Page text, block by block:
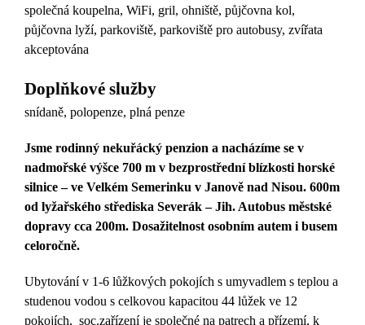
společná koupelna, WiFi, gril, ohniště, půjčovna kol,
půjčovna lyží, parkoviště, parkoviště pro autobusy, zvířata
akceptována
Doplňkové služby
snídaně, polopenze, plná penze
Jsme rodinný nekuřácký penzion a nacházíme se v
nadmořské výšce 700 m v bezprostřední blízkosti horské
silnice – ve Velkém Semerinku v Janově nad Nisou. 600m
od lyžařského střediska Severák – Jih. Autobus městské
dopravy cca 200m. Dosažitelnost osobním autem i busem
celoročně.
Ubytování v 1-6 lůžkových pokojích s umyvadlem s teplou a
studenou vodou s celkovou kapacitou 44 lůžek ve 12
pokojích, soc.zařízení je společné na patrech a přízemí, k